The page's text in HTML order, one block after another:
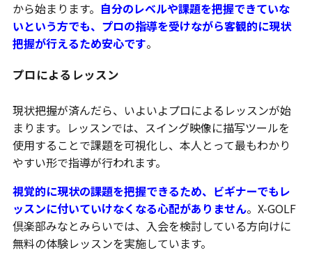
から始まります。 自分のレベルや課題を把握できていな
いという方でも、プロの指導を受けながら客観的に現状
把握が行えるため安心です。
プロによるレッスン
現状把握が済んだら、いよいよプロによるレッスンが始
まります。レッスンでは、スイング映像に描写ツールを
使用することで課題を可視化し、本人とって最もわかり
やすい形で指導が行われます。
視覚的に現状の課題を把握できるため、ビギナーでもレ
ッスンに付いていけなくなる心配がありません。X-GOLF
倶楽部みなとみらいでは、入会を検討している方向けに
無料の体験レッスンを実施しています。